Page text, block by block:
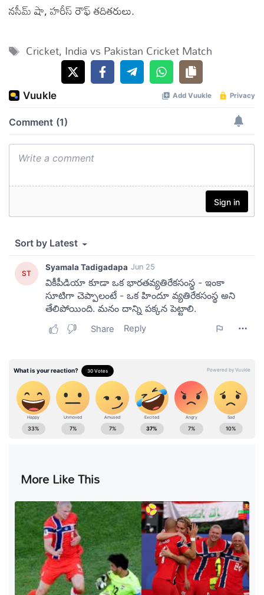
నసీమ్ షా, హరీస్ రౌఫ్ తదితరులు.
Tags
Cricket,India vs Pakistan Cricket Match
More Like This